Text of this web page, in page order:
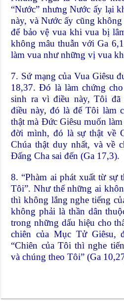
“Nước” nhưng Nước ấy lại
này, và Nước ấy cũng
để bảo vệ vua khi vua bị
không mâu thuẫn với Ga
làm vua như những vị vua
7. Sứ mạng của Vua Giêsu
18,37. Đó là làm chứng
sinh ra vì điều này, Tôi
điều này, đó là để Tôi làm
thật mà Đức Giêsu muốn
đời mình, đó là sự thật về
Chúa thật duy nhất, và về
Đấng Cha sai đến (Ga 17,3).
8. “Phàm ai phát xuất từ sự
Tôi”. Như thế những ai
thì không lắng nghe tiếng
không phải là thần dân
trong những dấu hiệu cho
chiên của Mục Tử Giêsu,
“Chiên của Tôi thì nghe
và chúng theo Tôi” (Ga